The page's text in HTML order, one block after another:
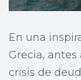
En una
Grecia,
crisis de